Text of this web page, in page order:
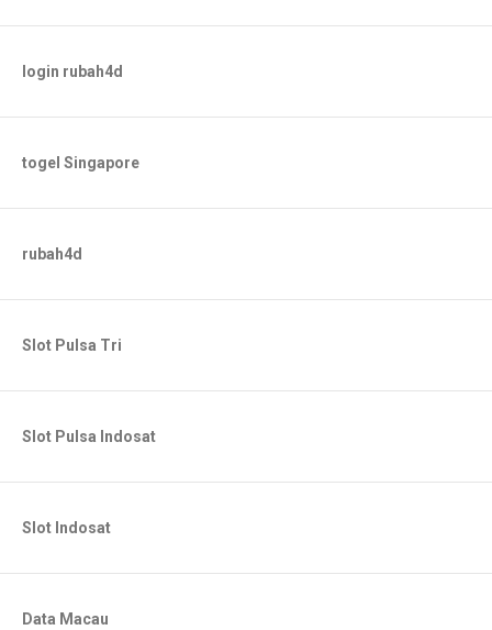
login rubah4d
togel Singapore
rubah4d
Slot Pulsa Tri
Slot Pulsa Indosat
Slot Indosat
Data Macau